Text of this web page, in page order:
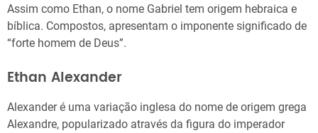
Assim como Ethan, o nome Gabriel tem origem hebraica e
bíblica. Compostos, apresentam o imponente significado de
“forte homem de Deus”.
Ethan Alexander
Alexander é uma variação inglesa do nome de origem grega
Alexandre, popularizado através da figura do imperador